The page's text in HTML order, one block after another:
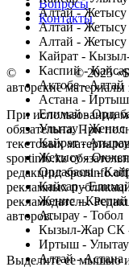
Алтай - Жетысу
Алтай - Жетысу
Алтай - Жетысу
Кайрат -
Каспий -
Актобе - Алтай
Астана - Иртыш
Елимай -
Улытау - Женис
Кайрат - Атырау
Жетысу -
Ордабасы -
Кайсар -
Женис - Каспий
Атырау - Тобол
Кызыл-Жар СК
Иртыш - Улытау
Алтай - Астана
Вопросы
Контакты
© Copyright© 2025
авторские
При использовании
обязательна. При
текстовых
sportinfo.kz
редакции:
рекламных
рекламодатель.
авторов.
Заметили ошибку в
Выделите ее мышью